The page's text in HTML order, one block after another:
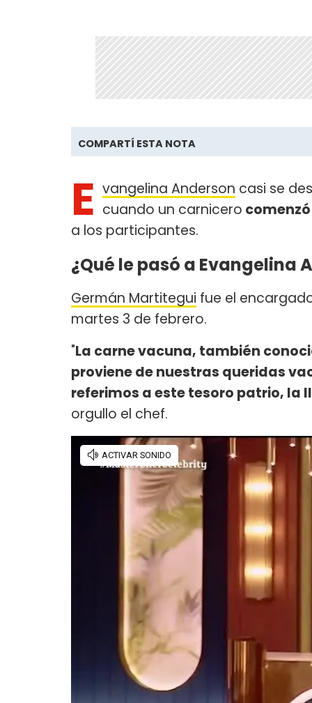
COMPARTÍ ESTA NOTA
E vangelina Anderson casi se
cuando un carnicero
a los participantes.
¿Qué le pasó a Evangelina
Germán Martitegui fue el
martes 3 de febrero.
"La carne vacuna, también
proviene de nuestras queridas
referimos a este tesoro patrio, la
orgullo el chef.